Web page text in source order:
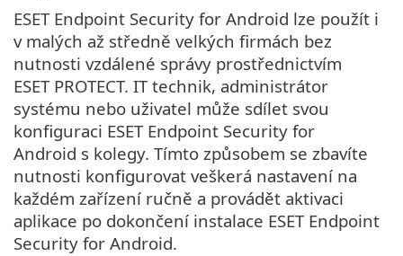
ESET Endpoint Security for Android lze použít i
v malých až středně velkých firmách bez
nutnosti vzdálené správy prostřednictvím
ESET PROTECT. IT technik, administrátor
systému nebo uživatel může sdílet svou
konfiguraci ESET Endpoint Security for
Android s kolegy. Tímto způsobem se zbavíte
nutnosti konfigurovat veškerá nastavení na
každém zařízení ručně a provádět aktivaci
aplikace po dokončení instalace ESET Endpoint
Security for Android.